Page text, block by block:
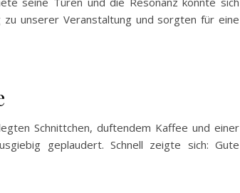
zu unserer Veranstaltung und sorgten für eine
Schnittchen, duftendem Kaffee und einer
geplaudert. Schnell zeigte sich: Gute